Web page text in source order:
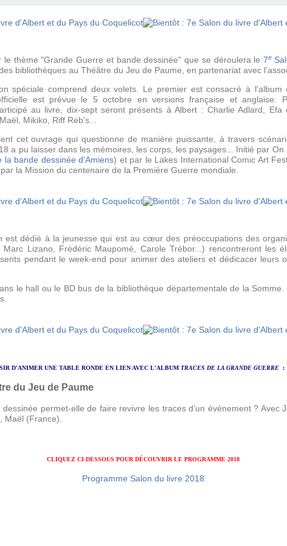
thème "Grande Guerre et bande dessinée" que se déroulera le7e
bibliothèques au Théâtre du Jeu de Paume, en partenariat avec
spéciale comprend deux volets. Le premier est consacré à l'album
est prévue le 5 octobre en versions française et anglaise.
au livre, dix-sept seront présents à Albert : Charlie Adlard,
Mikiko, Riff Reb's...
cet ouvrage qui questionne de manière puissante, à travers
a pu laisser dans les mémoires, les corps, les paysages... Initié par
la bande dessinée d'Amiens) et par le Lakes International Comic Art
la Mission du centenaire de la Première Guerre mondiale.
est dédié à la jeunesse qui est au cœur des préoccupations des
Lizano, Frédéric Maupomé, Carole Trébor...) rencontreront les
pendant le week-end pour animer des ateliers et dédicacer leurs
le hall ou le BD bus de la bibliothèque départementale de la
D'ANIMER UNE TABLE RONDE EN LIEN AVEC L'ALBUM TRACES DE LA GRANDE GUERRE :
du Jeu de Paume
permet-elle de faire revivre les traces d’un événement ? Avec
Maël (France).
CLIQUEZ CI-DESSOUS POUR DÉCOUVRIR LE PROGRAMME 2018
Programme Salon du livre 2018